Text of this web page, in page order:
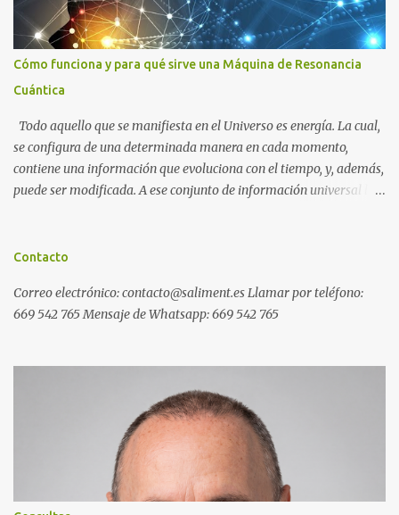
Cómo funciona y para qué sirve una Máquina de Resonancia
Cuántica
Todo aquello que se manifiesta en el Universo es energía. La cual,
se configura de una determinada manera en cada momento,
contiene una información que evoluciona con el tiempo, y, además,
puede ser modificada. A ese conjunto de información universal lo
pensamos en alguien que hace tiempo que no vemos y, de repente,
deseamos algo con intensidad y, contra toda probabilidad, termina
materializándose. O cuando experimentamos a diario una
puede recoger información del campo cuántico y modificarla a
distancia de forma inmediata. Ejemplos de programas generales
de resonancia cuántica: Ejemplos de programas específicos de
resonancia cuántic...
Contacto
Correo electrónico: contacto@saliment.es Llamar por teléfono:
669 542 765 Mensaje de Whatsapp: 669 542 765